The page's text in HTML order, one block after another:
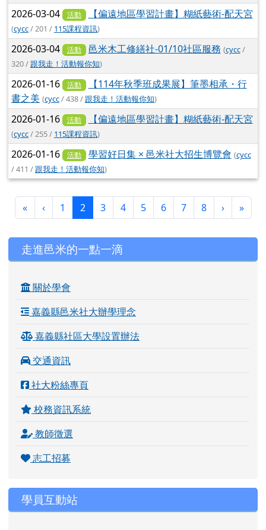
2026-03-04 活動 【偏遠地區學習計畫】糊紙藝術-配天宮
(cycc/ 201 / 115課程資訊)
2026-03-04 活動 邑米木工修繕社-01/10社區服務 (cycc/
320 / 跟我走！活動報你知)
2026-01-16 活動
【114年秋季班成果展】筆墨相承・行
書之美 (cycc/ 438 / 跟我走！活動報你知)
2026-01-16 活動 【偏遠地區學習計畫】糊紙藝術-配天宮
(cycc/ 255 / 115課程資訊)
2026-01-16 活動 學習好日集 × 邑米社大招生博覽會 (cycc
/ 411 / 跟我走！活動報你知)
«第一頁
‹上一頁
1 2(目前頁次)
3 4 5 6 7 8 ›下一頁
»最後
左邊區域內容
走進邑米的一點一滴
關於學會
嘉義縣邑米社大辦學理念
嘉義縣社區大學設置辦法
交通資訊
社大粉絲專頁
校務資訊系統
教師徵選
志工招募
學員互動站